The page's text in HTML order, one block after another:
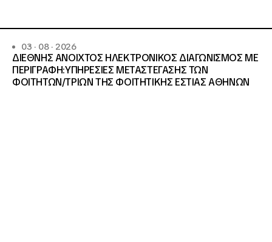
03 · 08 · 2026
ΔΙΕΘΝΗΣ ΑΝΟΙΧΤΟΣ ΗΛΕΚΤΡΟΝΙΚΟΣ ΔΙΑΓΩΝΙΣΜΟΣ ΜΕ
ΠΕΡΙΓΡΑΦΗ:ΥΠΗΡΕΣΙΕΣ METAΣΤΕΓΑΣΗΣ ΤΩΝ
ΦΟΙΤΗΤΩΝ/ΤΡΙΩΝ ΤΗΣ ΦΟΙΤΗΤΙΚΗΣ ΕΣΤΙΑΣ ΑΘΗΝΩΝ